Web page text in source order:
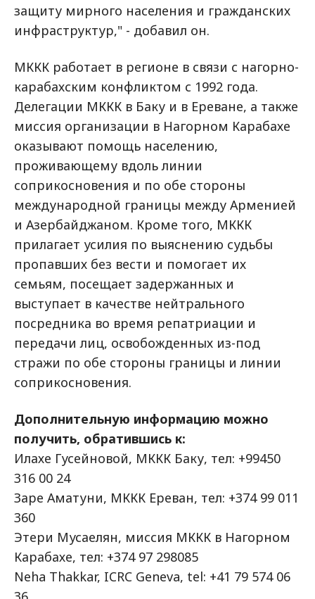
защиту мирного населения и гражданских
инфраструктур," - добавил он.
МККК работает в регионе в связи с нагорно-
карабахским конфликтом с 1992 года.
Делегации МККК в Баку и в Ереване, а также
миссия организации в Нагорном Карабахе
оказывают помощь населению,
проживающему вдоль линии
соприкосновения и по обе стороны
международной границы между Арменией
и Азербайджаном. Кроме того, МККК
прилагает усилия по выяснению судьбы
пропавших без вести и помогает их
семьям, посещает задержанных и
выступает в качестве нейтрального
посредника во время репатриации и
передачи лиц, освобожденных из-под
стражи по обе стороны границы и линии
соприкосновения.
Дополнительную информацию можно
получить, обратившись к:
Илахе Гусейновой, МККК Баку, тел: +99450
316 00 24
Заре Аматуни, МККК Ереван, тел: +374 99 011
360
Этери Мусаелян, миссия МККК в Нагорном
Карабахе, тел: +374 97 298085
Neha Thakkar, ICRC Geneva, tel: +41 79 574 06